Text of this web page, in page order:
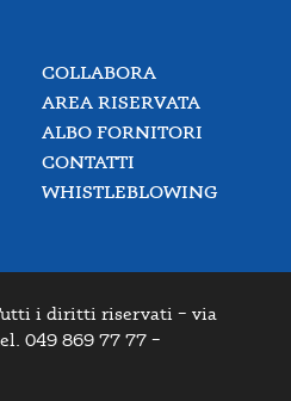
COLLABORA
AREA RISERVATA
ALBO FORNITORI
CONTATTI
WHISTLEBLOWING
i diritti riservati – via
049 869 77 77 –